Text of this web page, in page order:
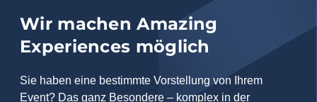
Wir machen Amazing
Experiences möglich
Sie haben eine bestimmte Vorstellung von Ihrem
Event? Das ganz Besondere – komplex in der